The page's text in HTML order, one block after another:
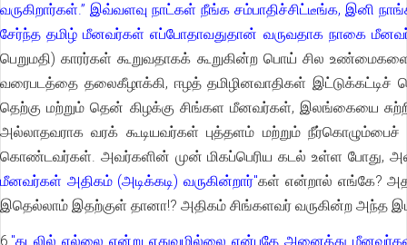
வருகிறார்கள்.” இவ்வளவு நாட்கள் நீங்க சம்பாதிச்சிட்டீங்க, இனி
சேர்ந்த தமிழ் மீனவர்கள் எப்போதாவதுதான் வருவதாக நாகை
பெறுமதி) காரர்கள் கூறுவதாகக் கூறுகின்ற பொய் சில
வரைபடத்தை தலைகீழாக்கி, ஈழத் தமிழினவாதிகள்
தெற்கு மற்றும் தென் கிழக்கு சிங்கள மீனவர்கள், இலங்கையை
அல்லாதவராக வரக் கூடியவர்கள் புத்தளம் மற்றும்
கொண்டவர்கள். அவர்களின் முன் மிகப்பெரிய கடல் உள்ள போது,
மீனவர்கள் அதிகம் (அடிக்கடி) வருகின்றார்"கள் என்றால் எங்கே?
இதெல்லாம் இதற்குள் தானா!? அதிகம் சிங்களவர் வருகின்ற அந்த
6."கடலில் எல்லை என்று எதுவுமில்லை என்பதே அனைத்து